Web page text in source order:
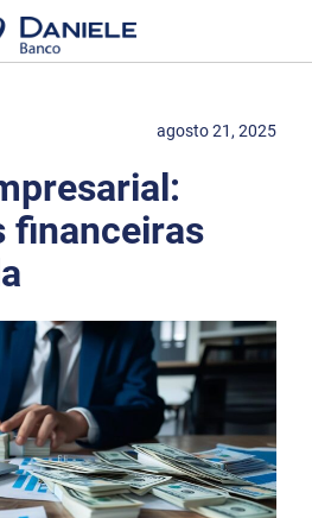
agosto 21, 2025
financeiras